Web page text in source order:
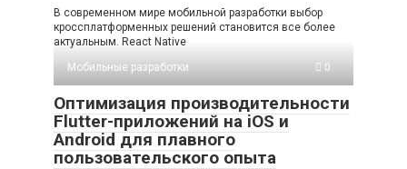
В современном мире мобильной разработки выбор
кроссплатформенных решений становится все более
актуальным. React Native
Мобильные разработки
0
Оптимизация производительности
Flutter-приложений на iOS и
Android для плавного
пользовательского опыта